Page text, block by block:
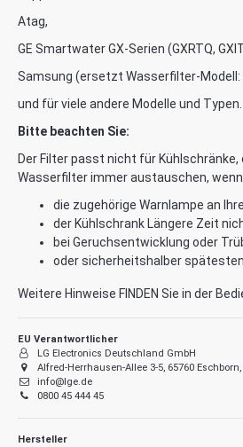
Atag,
GE Smartwater GX-Serien (GXRTQ,
Samsung (ersetzt Wasserfilter-Modell:
und für viele andere Modelle und Typen.
Bitte beachten Sie:
Der Filter passt nicht für
Wasserfilter immer austauschen,
die zugehörige Warnlampe an
der Kühlschrank Längere Zeit
bei Geruchsentwicklung oder
oder sicherheitshalber
Weitere Hinweise FINDEN Sie in der
EU Verantwortlicher
LG Electronics Deutschland GmbH
Alfred-Herrhausen-Allee 3-5, 65760
info@lge.de
0800 45 444 45
Hersteller